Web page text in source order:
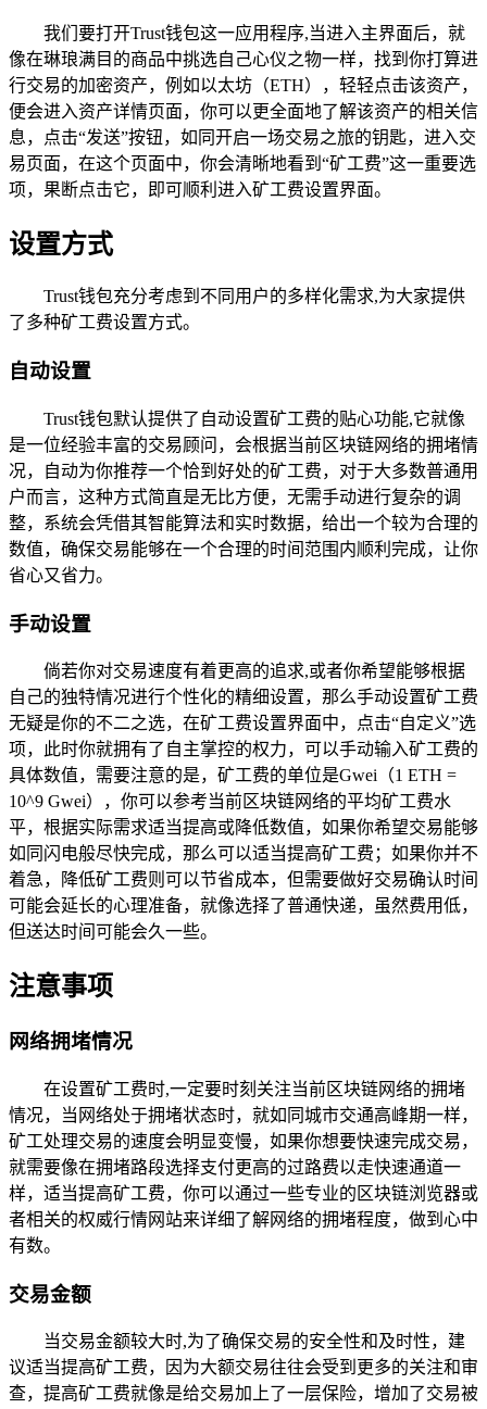
我们要打开Trust钱包这一应用程序,当进入主界面后，就
像在琳琅满目的商品中挑选自己心仪之物一样，找到你打算进
行交易的加密资产，例如以太坊（ETH），轻轻点击该资产，
便会进入资产详情页面，你可以更全面地了解该资产的相关信
息，点击“发送”按钮，如同开启一场交易之旅的钥匙，进入交
易页面，在这个页面中，你会清晰地看到“矿工费”这一重要选
项，果断点击它，即可顺利进入矿工费设置界面。
设置方式
Trust钱包充分考虑到不同用户的多样化需求,为大家提供
了多种矿工费设置方式。
自动设置
Trust钱包默认提供了自动设置矿工费的贴心功能,它就像
是一位经验丰富的交易顾问，会根据当前区块链网络的拥堵情
况，自动为你推荐一个恰到好处的矿工费，对于大多数普通用
户而言，这种方式简直是无比方便，无需手动进行复杂的调
整，系统会凭借其智能算法和实时数据，给出一个较为合理的
数值，确保交易能够在一个合理的时间范围内顺利完成，让你
省心又省力。
手动设置
倘若你对交易速度有着更高的追求,或者你希望能够根据
自己的独特情况进行个性化的精细设置，那么手动设置矿工费
无疑是你的不二之选，在矿工费设置界面中，点击“自定义”选
项，此时你就拥有了自主掌控的权力，可以手动输入矿工费的
具体数值，需要注意的是，矿工费的单位是Gwei（1 ETH =
10^9 Gwei），你可以参考当前区块链网络的平均矿工费水
平，根据实际需求适当提高或降低数值，如果你希望交易能够
如同闪电般尽快完成，那么可以适当提高矿工费；如果你并不
着急，降低矿工费则可以节省成本，但需要做好交易确认时间
可能会延长的心理准备，就像选择了普通快递，虽然费用低，
但送达时间可能会久一些。
注意事项
网络拥堵情况
在设置矿工费时,一定要时刻关注当前区块链网络的拥堵
情况，当网络处于拥堵状态时，就如同城市交通高峰期一样，
矿工处理交易的速度会明显变慢，如果你想要快速完成交易，
就需要像在拥堵路段选择支付更高的过路费以走快速通道一
样，适当提高矿工费，你可以通过一些专业的区块链浏览器或
者相关的权威行情网站来详细了解网络的拥堵程度，做到心中
有数。
交易金额
当交易金额较大时,为了确保交易的安全性和及时性，建
议适当提高矿工费，因为大额交易往往会受到更多的关注和审
查，提高矿工费就像是给交易加上了一层保险，增加了交易被